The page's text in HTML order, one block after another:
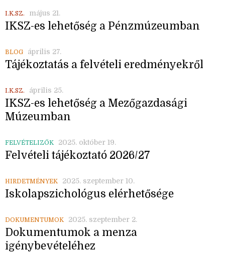
I.K.SZ. május 21.
IKSZ-es lehetőség a Pénzmúzeumban
BLOG április 27.
Tájékoztatás a felvételi eredményekről
I.K.SZ. április 25.
IKSZ-es lehetőség a Mezőgazdasági
Múzeumban
FELVÉTELIZŐK 2025. október 19.
Felvételi tájékoztató 2026/27
HIRDETMÉNYEK 2025. szeptember 10.
Iskolapszichológus elérhetősége
DOKUMENTUMOK 2025. szeptember 2.
Dokumentumok a menza
igénybevételéhez